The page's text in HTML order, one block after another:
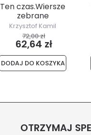
Ten czas.Wiersze
zebrane
Krzysztof Kamil
Baczyński
72,00 zł
62,64 zł
DODAJ DO KOSZYKA
OTRZYMAJ